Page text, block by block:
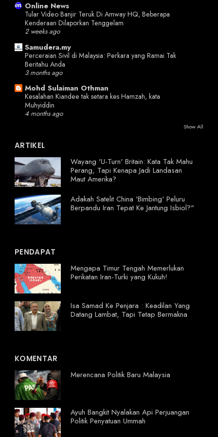
Online News
Tular Video Banjir Teruk Di Amway HQ, Beberapa
Kenderaan Dilaporkan Tenggelam
2 weeks ago
Samudera.my
Perceraian Sivil di Malaysia: Perkara yang Ramai Tak
Beritahu Anda
3 months ago
Mohd Sulaiman Othman
Kesalahan Kiandee tak setara kes Hamzah, kata
Muhyiddin
4 months ago
Show All
ARTIKEL
Wayang 'U-Turn' Britain: Kata Tak Mahu
Perang, Tapi Kenapa Jadi Landasan
Maut Amerika?
Adakah Satelit China 'Bimbing' Peluru
Berpandu Iran Tepat Ke Jantung Isbiol?"
PENDAPAT
Mengapa Timur Tengah Memerlukan
Perikatan Iran-Turki yang Kukuh!
Isa Samad Ke Penjara : Keadilan Yang
Datang Lambat, Tapi Tetap Bermakna
KOMENTAR
Merencana Politik Baru Malaysia
Ayuh Bangkit Nyalakan Api Perjuangan
Politik Penyatuan Ummah